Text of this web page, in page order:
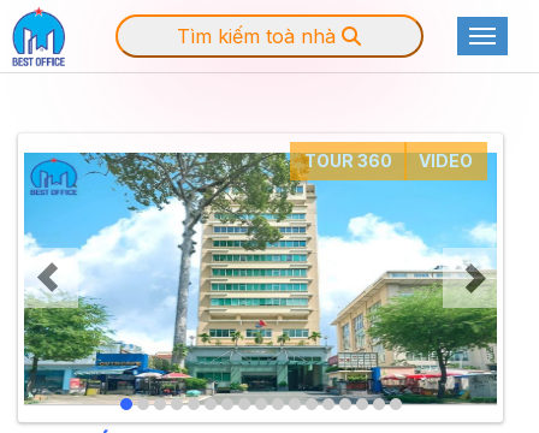
Tìm kiếm toà nhà
TOUR 360 VIDEO